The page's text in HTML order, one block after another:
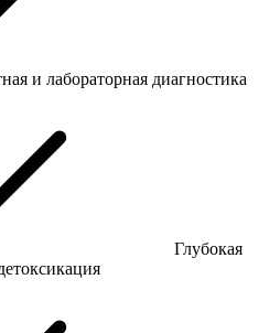
и лабораторная диагностика
Глубокая